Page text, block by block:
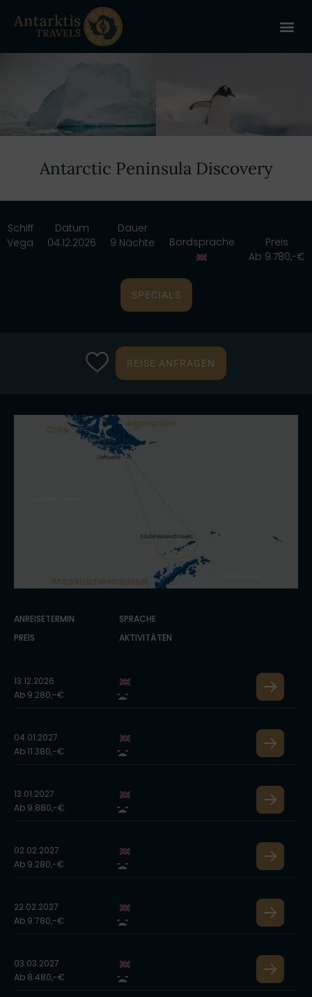
Antarctic Peninsula Discovery
Schiff
Vega
Datum
04.12.2026
Dauer
9 Nächte
Bordsprache
Preis
Ab 9.780,-€
SPECIALS
REISE ANFRAGEN
ANREISETERMIN
PREIS
SPRACHE
AKTIVITÄTEN
13.12.2026
Ab 9.280,-€
04.01.2027
Ab 11.380,-€
13.01.2027
Ab 9.880,-€
02.02.2027
Ab 9.280,-€
22.02.2027
Ab 9.780,-€
03.03.2027
Ab 8.480,-€